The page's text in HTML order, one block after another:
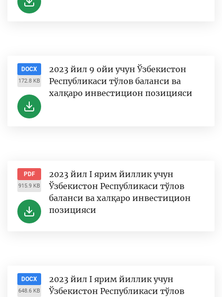
DOCX
172.8 KB
2023 йил 9 ойи учун Ўзбекистон
Республикаси тўлов баланси ва
халқаро инвестицион позицияси
PDF
915.9 KB
2023 йил I ярим йиллик учун
Ўзбекистон Республикаси тўлов
баланси ва халқаро инвестицион
позицияси
DOCX
648.6 KB
2023 йил I ярим йиллик учун
Ўзбекистон Республикаси тўлов